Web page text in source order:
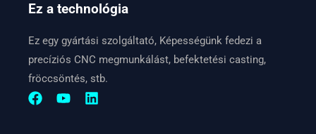
Ez a technológia
Ez egy gyártási szolgáltató, Képességünk fedezi a
precíziós CNC megmunkálást, befektetési casting,
fröccsöntés, stb.